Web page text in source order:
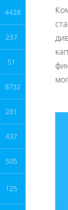
4428
237
51
8732
281
437
505
125